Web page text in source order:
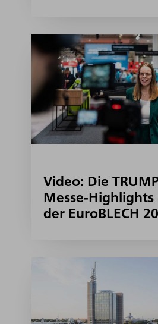
Video: Die
Messe-
der EuroBLECH